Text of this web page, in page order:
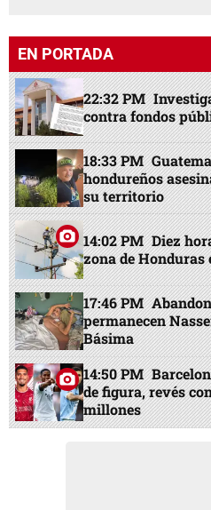
EN PORTADA
22:32 PM
contra fondos
18:33 PM
hondureños
su territorio
14:02 PM Diez
zona de Honduras
17:46 PM
permanecen
Básima
14:50 PM
de figura, revés
millones